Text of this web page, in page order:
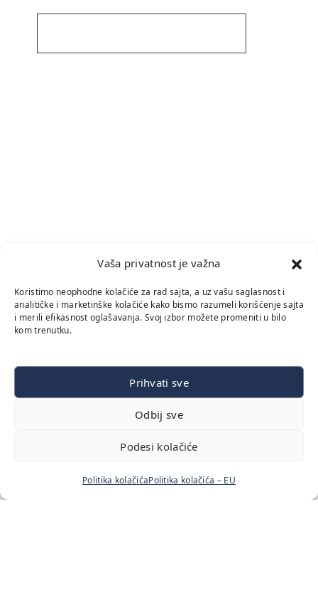
Vaša privatnost je važna
Koristimo neophodne kolačiće za rad sajta, a uz vašu saglasnost i
analitičke i marketinške kolačiće kako bismo razumeli korišćenje sajta
i merili efikasnost oglašavanja. Svoj izbor možete promeniti u bilo
kom trenutku.
Prihvati sve
Odbij sve
Podesi kolačiće
Politika kolačićaPolitika kolačića – EU